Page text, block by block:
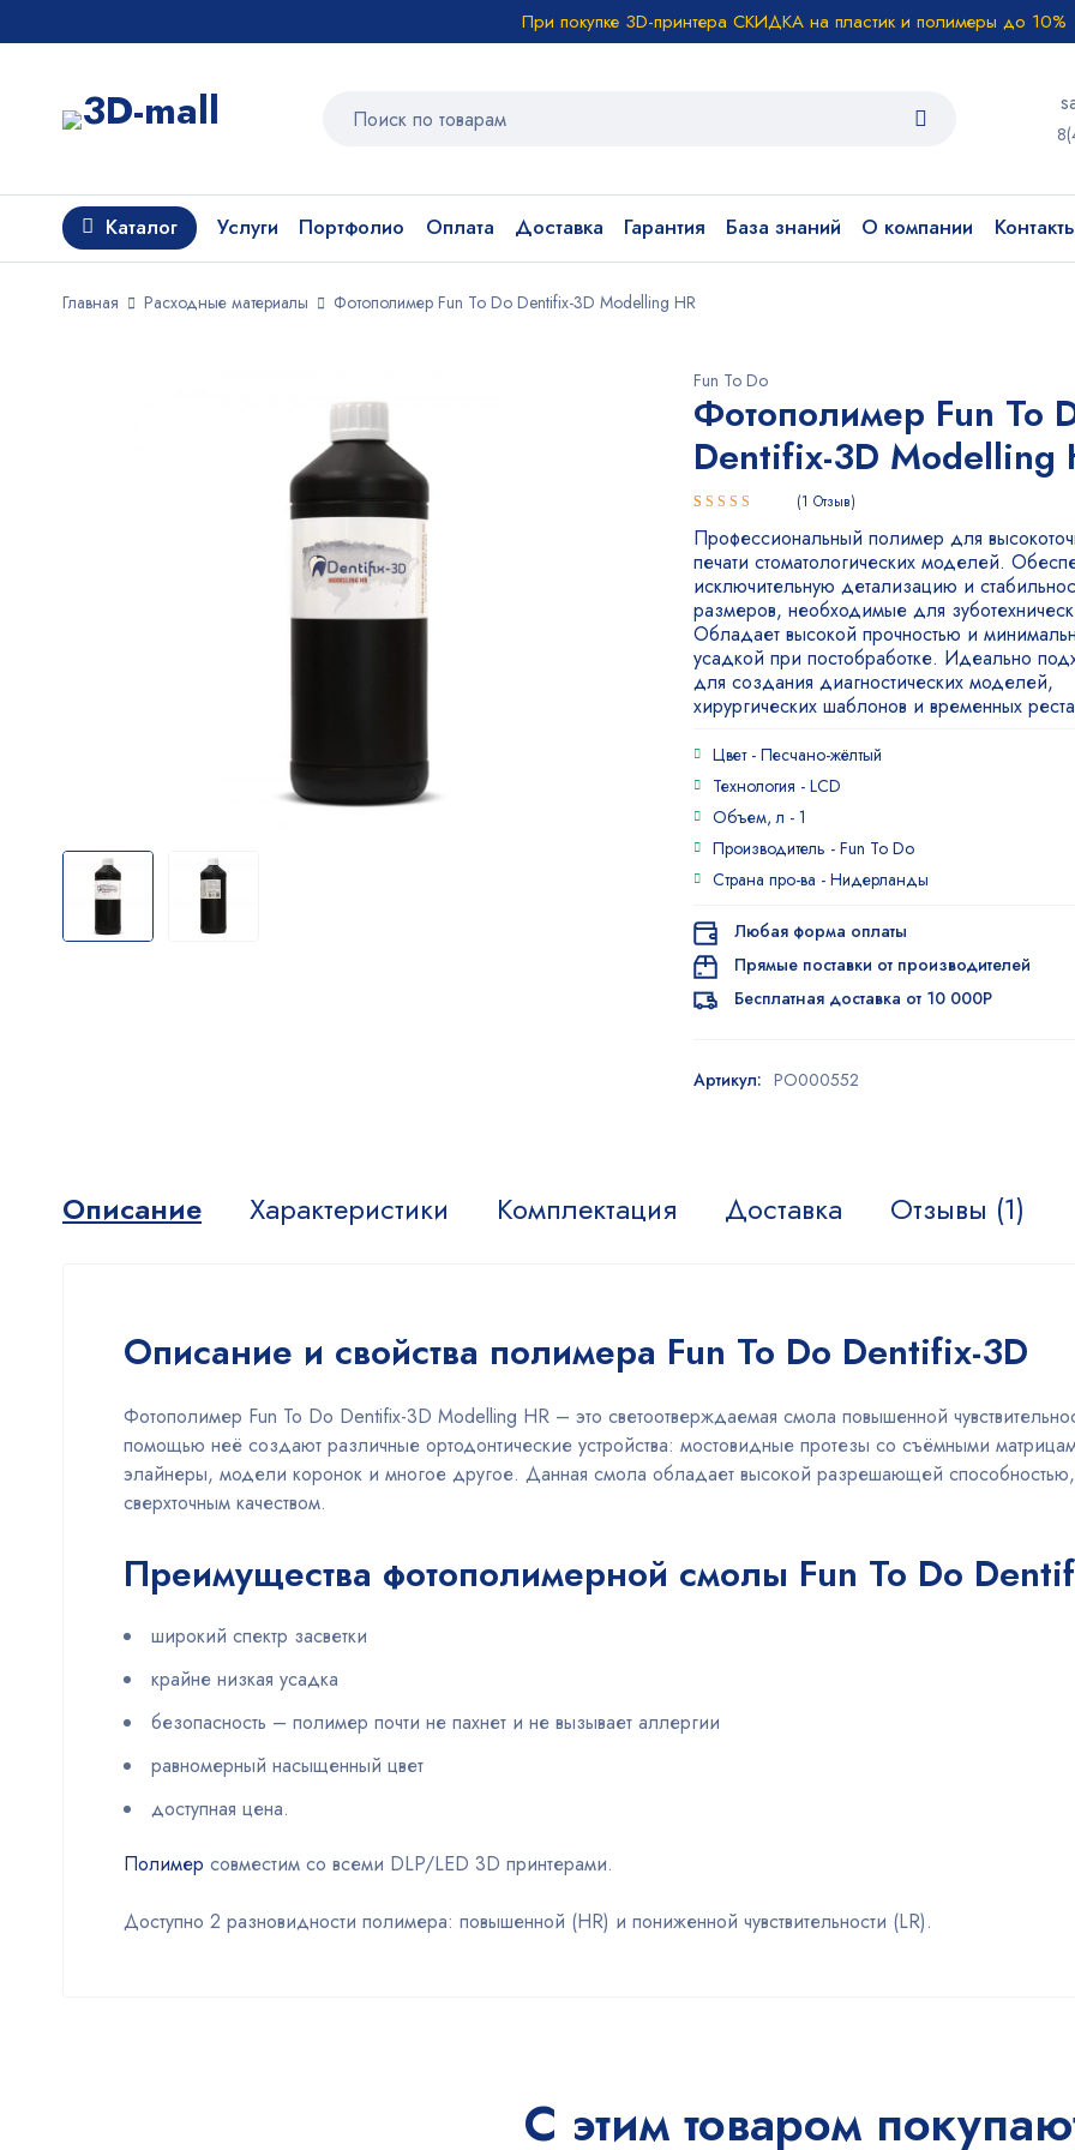
При покупке 3D-принтера СКИДКА на пластик и полимеры до 10%
Каталог Услуги Портфолио Оплата Доставка Гарантия База знаний О компании
Главная Расходные материалы Фотополимер Fun To Do Dentifix-3D Modelling HR
Fun To Do
Фотополимер Fun To
Dentifix-3D Modelling
Рейтинг
5.00из 5
на основе
опроса
1
пользователя
1 Отзыв
Профессиональный полимер для
печати стоматологических моделей.
исключительную детализацию и
размеров, необходимые для
Обладает высокой прочностью и
усадкой при постобработке. Идеально
для создания диагностических моделей,
хирургических шаблонов и временных
Цвет - Песчано-жёлтый
Технология - LCD
Объем, л - 1
Производитель - Fun To Do
Страна про-ва - Нидерланды
Любая форма оплаты
Прямые поставки от производителей
Бесплатная доставка от 10 000Р
Артикул: PO000552
Описание Характеристики Комплектация Доставка Отзывы (1)
Описание и свойства полимера Fun To Do Dentifix-3D
Фотополимер Fun To Do Dentifix-3D Modelling HR – это светоотверждаемая смола повышенной
помощью неё создают различные ортодонтические устройства: мостовидные протезы со съёмными
элайнеры, модели коронок и многое другое. Данная смола обладает высокой разрешающей способностью,
сверхточным качеством.
Преимущества фотополимерной смолы Fun To Do
широкий спектр засветки
крайне низкая усадка
безопасность – полимер почти не пахнет и не вызывает аллергии
равномерный насыщенный цвет
доступная цена.
Полимер совместим со всеми DLP/LED 3D принтерами.
Доступно 2 разновидности полимера: повышенной (HR) и пониженной чувствительности (LR).
С этим товаром